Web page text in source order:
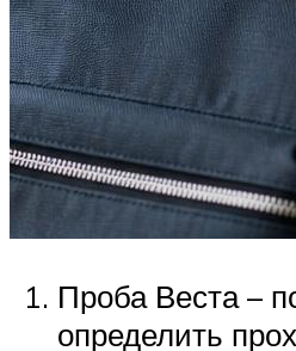
Проба Веста –
определить